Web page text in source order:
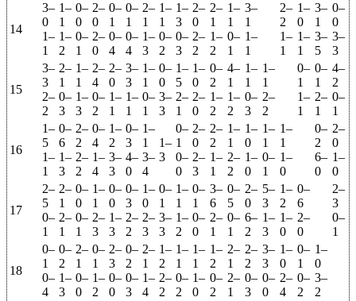
14
3–
0
1–
1
1–
1
1–
2
0–
0
0–
1
2–
0
2–
0
0–
1
0–
4
0–
1
0–
4
2–
1
1–
3
1–
1
0–
2
1–
3
0–
3
2–
0
2–
2
2–
1
1–
2
1–
1
0–
1
3–
1
1–
1
2–
2
1–
1
1–
0
1–
1
3–
1
3–
5
0–
0
3–
3
15
3–
3
2–
2
2–
1
0–
3
1–
1
1–
3
2–
4
0–
2
2–
0
1–
1
3–
3
1–
1
1–
1
0–
1
0–
0
3–
3
1–
5
2–
1
1–
0
2–
0
0–
2
1–
2
4–
1
1–
2
1–
1
0–
3
1–
1
2–
2
0–
1
1–
1
0–
1
2–
1
4–
2
0–
1
16
1–
5
1–
1
0–
6
1–
3
2–
2
2–
2
0–
4
1–
4
1–
2
3–
3
0–
3
4–
0
1–
1
3–
4
1–
3
0–
1
0–
0
2–
0
2–
3
2–
2
1–
1
1–
1
2–
2
1–
0
1–
0
1–
1
0–
1
1–
1
1–
0
0–
2
6–
0
2–
0
1–
0
17
2–
5
0–
1
2–
1
2–
1
0–
0
0–
1
1–
1
2–
3
0–
0
1–
3
0–
3
2–
2
1–
0
2–
3
0–
1
3–
3
1–
1
1–
2
0–
1
0–
0
3–
6
2–
1
0–
5
0–
1
2–
0
6–
2
5–
3
1–
3
1–
2
1–
0
0–
6
2–
0
2–
3
0–
1
18
0–
1
0–
4
0–
2
1–
3
2–
1
0–
0
0–
1
1–
2
2–
3
0–
0
0–
2
0–
3
2–
1
1–
4
1–
2
2–
2
1–
1
0–
2
1–
1
1–
0
1–
2
0–
2
2–
1
2–
1
2–
2
0–
3
3–
3
0–
0
1–
0
2–
4
0–
1
0–
2
1–
0
3–
2